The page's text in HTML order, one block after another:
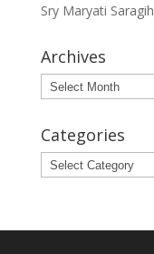
Sry Maryati Saragih
Archives
Archives
Categories
Categories